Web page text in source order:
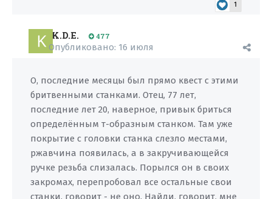
1
K.D.E. 477
Опубликовано: 16 июля
О, последние месяцы был прямо квест с этими
бритвенными станками. Отец, 77 лет,
последние лет 20, наверное, привык бриться
определённым т-образным станком. Там уже
покрытие с головки станка слезло местами,
ржавчина появилась, а в закручивающейся
ручке резьба слизалась. Порылся он в своих
закромах, перепробовал все остальные свои
станки, говорит - не оно. Найди, говорит, мне